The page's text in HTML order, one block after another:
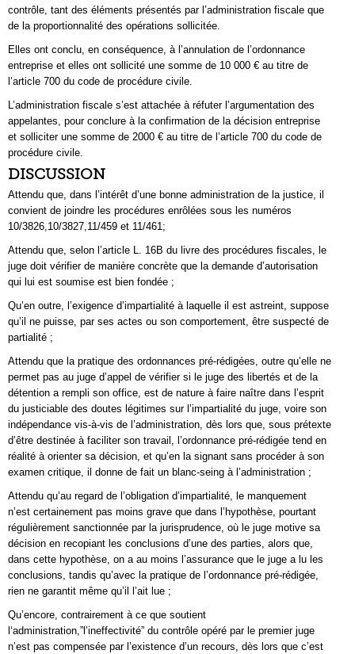
contrôle, tant des éléments présentés par l’administration fiscale que
de la proportionnalité des opérations sollicitée.
Elles ont conclu, en conséquence, à l’annulation de l’ordonnance
entreprise et elles ont sollicité une somme de 10 000 € au titre de
l’article 700 du code de procédure civile.
L’administration fiscale s’est attachée à réfuter l’argumentation des
appelantes, pour conclure à la confirmation de la décision entreprise
et solliciter une somme de 2000 € au titre de l’article 700 du code de
procédure civile.
DISCUSSION
Attendu que, dans l’intérêt d’une bonne administration de la justice, il
convient de joindre les procédures enrôlées sous les numéros
10/3826,10/3827,11/459 et 11/461;
Attendu que, selon l’article L. 16B du livre des procédures fiscales, le
juge doit vérifier de manière concrète que la demande d’autorisation
qui lui est soumise est bien fondée ;
Qu’en outre, l’exigence d’impartialité à laquelle il est astreint, suppose
qu’il ne puisse, par ses actes ou son comportement, être suspecté de
partialité ;
Attendu que la pratique des ordonnances pré-rédigées, outre qu’elle ne
permet pas au juge d’appel de vérifier si le juge des libertés et de la
détention a rempli son office, est de nature à faire naître dans l’esprit
du justiciable des doutes légitimes sur l’impartialité du juge, voire son
indépendance vis-à-vis de l’administration, dès lors que, sous prétexte
d’être destinée à faciliter son travail, l’ordonnance pré-rédigée tend en
réalité à orienter sa décision, et qu’en la signant sans procéder à son
examen critique, il donne de fait un blanc-seing à l’administration ;
Attendu qu’au regard de l’obligation d’impartialité, le manquement
n’est certainement pas moins grave que dans l’hypothèse, pourtant
régulièrement sanctionnée par la jurisprudence, où le juge motive sa
décision en recopiant les conclusions d’une des parties, alors que,
dans cette hypothèse, on a au moins l’assurance que le juge a lu les
conclusions, tandis qu’avec la pratique de l’ordonnance pré-rédigée,
rien ne garantit même qu’il l’ait lue ;
Qu’encore, contrairement à ce que soutient
l‘administration,”l’ineffectivité” du contrôle opéré par le premier juge
n’est pas compensée par l’existence d’un recours, dès lors que c’est